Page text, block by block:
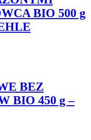
BIO 500 g
BEZ
BIO 450 g –